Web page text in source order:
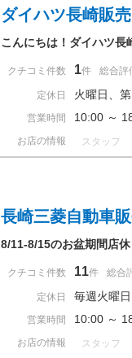
ダイハツ長崎販
こんにちは！ダイハツ
クチコミ件数 1件 総合評
定休日 火曜日、
営業時間 10:00 ～
お店の情報 スタッフ
長崎三菱自動車
8/11-8/15のお盆期間店
クチコミ件数 11件 総合
定休日 毎週火曜
営業時間 10:00 ～
お店の情報 スタッフ